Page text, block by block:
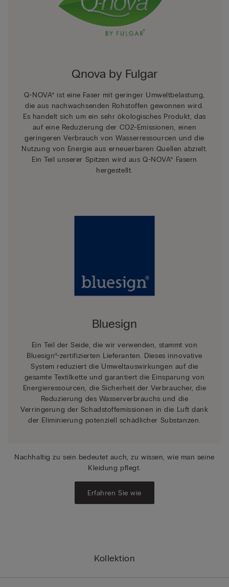
Kollektion
Qnova by Fulgar
Q-NOVA® ist eine Faser mit geringer Umweltbelastung,
die aus nachwachsenden Rohstoffen gewonnen wird.
Es handelt sich um ein sehr ökologisches Produkt, das
auf eine Reduzierung der CO2-Emissionen, einen
geringeren Verbrauch von Wasserressourcen und die
Nutzung von Energie aus erneuerbaren Quellen abzielt.
Ein Teil unserer Spitzen wird aus Q-NOVA® Fasern
hergestellt.
Bluesign
Ein Teil der Seide, die wir verwenden, stammt von
Bluesign®-zertifizierten Lieferanten. Dieses innovative
System reduziert die Umweltauswirkungen auf die
gesamte Textilkette und garantiert die Einsparung von
Energieressourcen, die Sicherheit der Verbraucher, die
Reduzierung des Wasserverbrauchs und die
Verringerung der Schadstoffemissionen in die Luft dank
der Eliminierung potenziell schädlicher Substanzen.
Nachhaltig zu sein bedeutet auch, zu wissen, wie man seine
Kleidung pflegt.
Erfahren Sie wie